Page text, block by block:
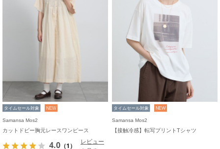
タイムセール対象 NEW
Samansa Mos2
カットドビー胸元レースワンピース
4.0 （1）
レビュー
タイムセール対象 NEW
Samansa Mos2
【接触冷感】転写プリントTシャツ